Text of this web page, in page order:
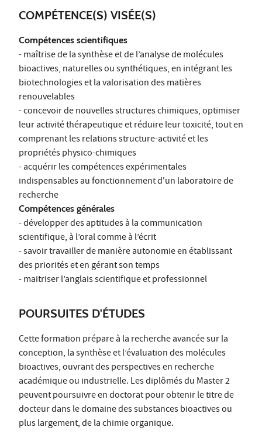
COMPÉTENCE(S) VISÉE(S)
Compétences scientifiques
- maîtrise de la synthèse et de l’analyse de molécules
bioactives, naturelles ou synthétiques, en intégrant les
biotechnologies et la valorisation des matières
renouvelables
- concevoir de nouvelles structures chimiques, optimiser
leur activité thérapeutique et réduire leur toxicité, tout en
comprenant les relations structure-activité et les
propriétés physico-chimiques
- acquérir les compétences expérimentales
indispensables au fonctionnement d'un laboratoire de
recherche
Compétences générales
- développer des aptitudes à la communication
scientifique, à l’oral comme à l’écrit
- savoir travailler de manière autonomie en établissant
des priorités et en gérant son temps
- maitriser l’anglais scientifique et professionnel
POURSUITES D'ÉTUDES
Cette formation prépare à la recherche avancée sur la
conception, la synthèse et l’évaluation des molécules
bioactives, ouvrant des perspectives en recherche
académique ou industrielle. Les diplômés du Master 2
peuvent poursuivre en doctorat pour obtenir le titre de
docteur dans le domaine des substances bioactives ou
plus largement, de la chimie organique.